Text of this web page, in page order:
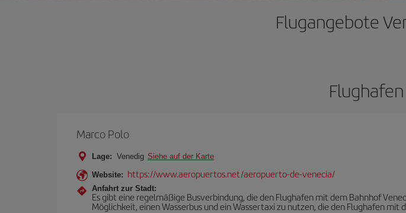
Flugangebote
Marco Polo
Lage: Venedig Siehe auf der Karte
Website: https://www.aeropuertos.net/aeropuerto-de-venecia/
Anfahrt zur Stadt:
Es gibt eine regelmäßige Busverbindung, die den Flughafen mit dem Bahnhof
Möglichkeit, einen Wasserbus und ein Wassertaxi zu nutzen, die den Flughafen